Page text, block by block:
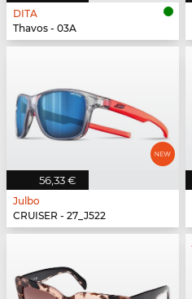
DITA
Thavos - 03A
56,33 €
Julbo
CRUISER - 27_J522